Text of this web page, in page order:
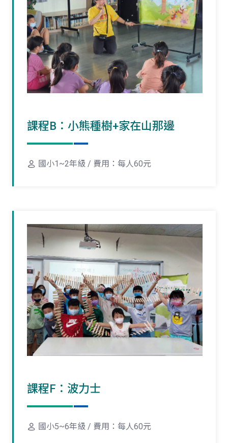
課程B：小熊種樹+家在山那邊
國小1~2年級 / 費用：每人60元
課程F：波力士
國小5~6年級 / 費用：每人60元